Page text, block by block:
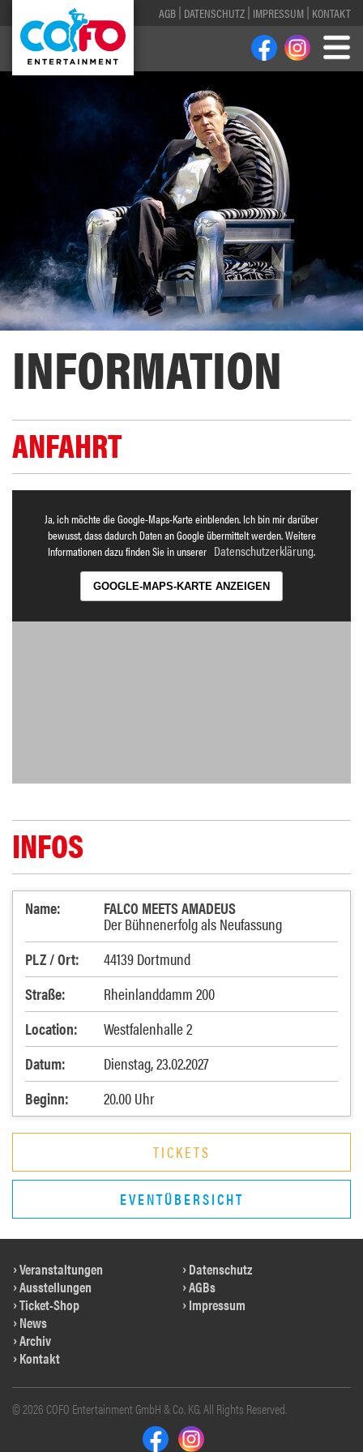
AGB DATENSCHUTZ IMPRESSUM KONTAKT
INFORMATION
ANFAHRT
Ja, ich möchte die Google-Maps-Karte einblenden. Ich bin mir darüber
bewusst, dass dadurch Daten an Google übermittelt werden. Weitere
Informationen dazu finden Sie in unserer Datenschutzerklärung.
GOOGLE-MAPS-KARTE ANZEIGEN
INFOS
Name: FALCO MEETS AMADEUS
Der Bühnenerfolg als Neufassung
PLZ / Ort:
44139 Dortmund
Straße:
Rheinlanddamm 200
Location:
Westfalenhalle 2
Datum:
Dienstag, 23.02.2027
Beginn:
20.00 Uhr
TICKETS
EVENTÜBERSICHT
Veranstaltungen
Ausstellungen
Ticket-Shop
News
Archiv
Kontakt
Datenschutz
AGBs
Impressum
© 2026 COFO Entertainment GmbH & Co. KG. All Rights Reserved.